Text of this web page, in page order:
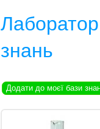
знань
Додати до моєї бази